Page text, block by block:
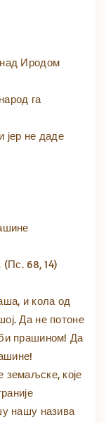
Иродом
га
јер не даде
68, 14)
и кола од
Да не потоне
прашином! Да
земаљске, које
нашу назива